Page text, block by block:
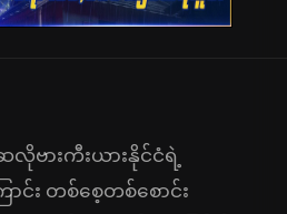
ဗားကီးယားနိုင်ငံရဲ့
င်း တစ်စေ့တစ်စောင်း